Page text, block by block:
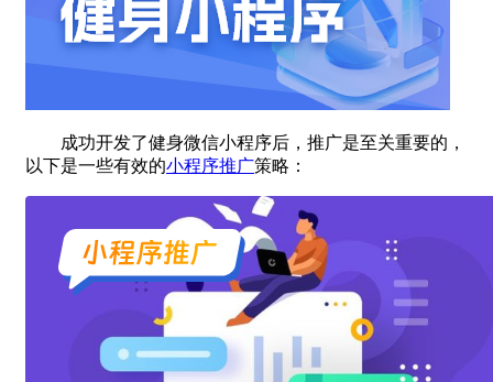
成功开发了健身微信小程序后，推广是至关重要的，
以下是一些有效的小程序推广策略：